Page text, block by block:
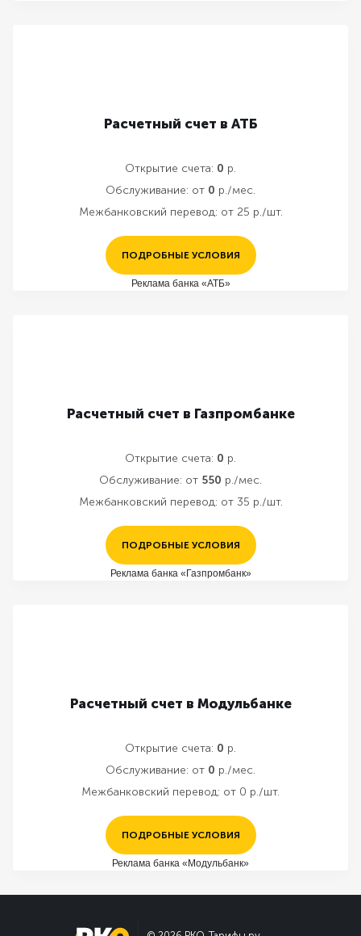
Расчетный счет в АТБ
Открытие счета: 0 р.
Обслуживание: от 0 р./мес.
Межбанковский перевод: от 25 р./шт.
ПОДРОБНЫЕ УСЛОВИЯ
Реклама банка «АТБ»
Расчетный счет в Газпромбанке
Открытие счета: 0 р.
Обслуживание: от 550 р./мес.
Межбанковский перевод: от 35 р./шт.
ПОДРОБНЫЕ УСЛОВИЯ
Реклама банка «Газпромбанк»
Расчетный счет в Модульбанке
Открытие счета: 0 р.
Обслуживание: от 0 р./мес.
Межбанковский перевод: от 0 р./шт.
ПОДРОБНЫЕ УСЛОВИЯ
Реклама банка «Модульбанк»